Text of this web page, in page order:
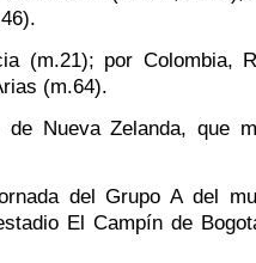
(m.21); por Colombia,
(m.64).
de Nueva Zelanda, que
del Grupo A del
El Campín de